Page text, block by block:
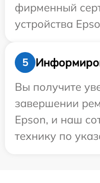
фирменный
устройства
5
Вы получите
завершении
Epson, и наш
технику по